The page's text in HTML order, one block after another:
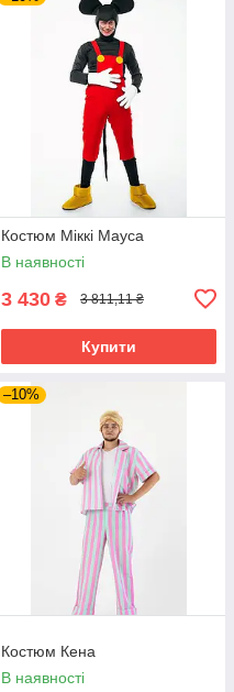
Костюм Міккі Мауса
В наявності
3 430 ₴ 3 811,11 ₴
Купити
–10%
Костюм Кена
В наявності